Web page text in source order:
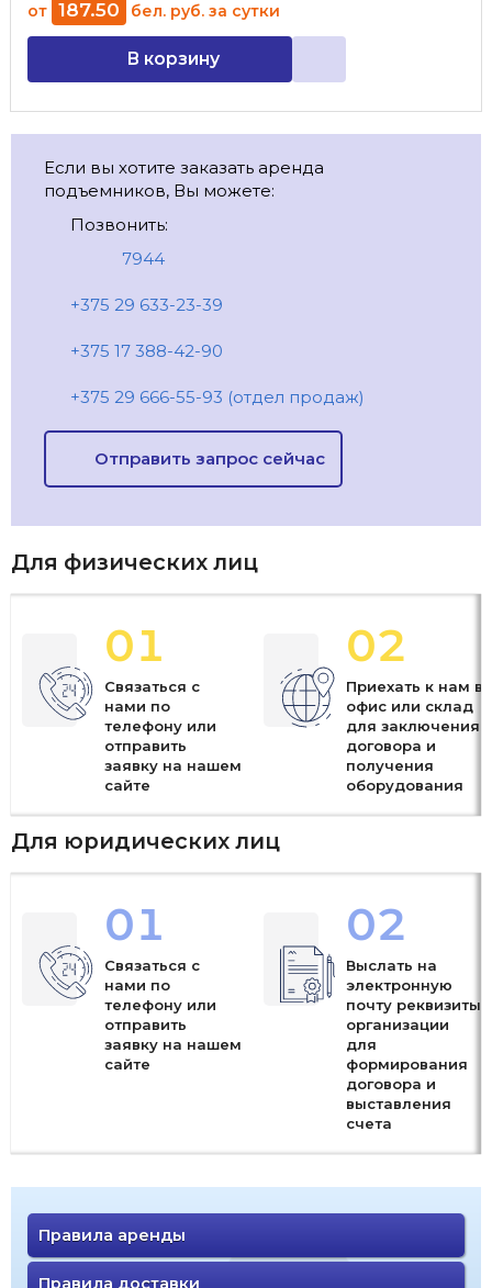
от 187.50 бел. руб. за сутки
В корзину
Если вы хотите заказать аренда
подъемников, Вы можете:
Позвонить:
7944
+375 29 633-23-39
+375 17 388-42-90
+375 29 666-55-93 (отдел продаж)
Отправить запрос сейчас
Для физических лиц
01
Связаться с
нами по
телефону или
отправить
заявку на нашем
сайте
02
Приехать к нам в
офис или склад
для заключения
договора и
получения
оборудования
Для юридических лиц
01
Связаться с
нами по
телефону или
отправить
заявку на нашем
сайте
02
Выслать на
электронную
почту реквизиты
организации
для
формирования
договора и
выставления
счета
Правила аренды
Правила доставки